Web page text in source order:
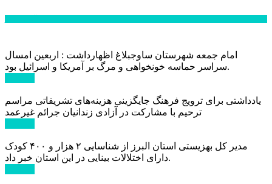
امام جمعه شهرستان ساوجبلاغ اظهارداشت : اربعین امسال
سراسر حماسه خونخواهی و مرگ بر آمریکا و اسرائیل بود.
یادداشتی برای ترویج فرهنگ جایگزینی هزینه‌های تشریفاتی مراسم
ترحیم با مشارکت در آزادی زندانیان جرائم غیرعمد
مدیر کل بهزیستی استان البرز از شناسایی ۲ هزار و ۴۰۰ کودک
دارای اختلالات بینایی در این استان خبر داد.